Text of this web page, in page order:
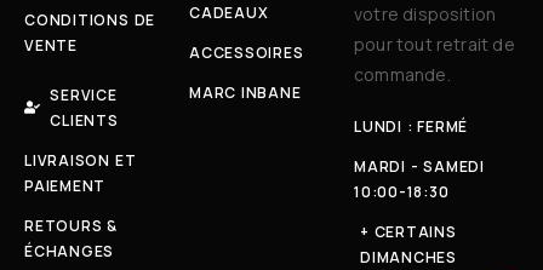
CONDITIONS DE
VENTE
SERVICE
CLIENTS
LIVRAISON ET
PAIEMENT
RETOURS &
ÉCHANGES
CADEAUX
ACCESSOIRES
MARC INBANE
votre disposition
pour tout retrait de
commande.
LUNDI : FERMÉ
MARDI - SAMEDI
10:00-18:30
+ CERTAINS
DIMANCHES